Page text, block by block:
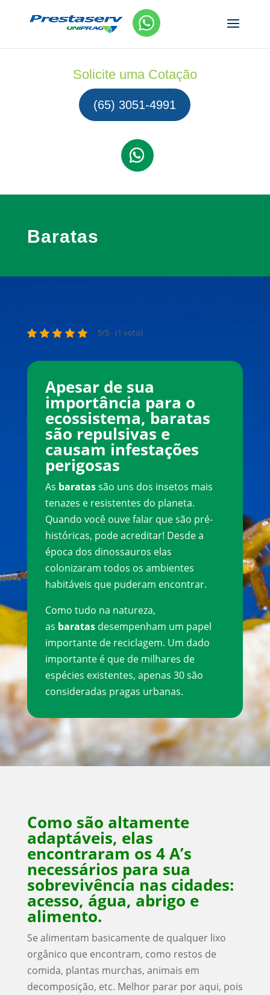
Solicite uma Cotação
(65) 3051-4991
Baratas
5/5 - (1 voto)
Apesar de sua
importância para o
ecossistema, baratas
são repulsivas e
causam infestações
perigosas
As baratassão uns dos insetos mais
tenazes e resistentes do planeta.
Quando você ouve falar que são pré-
históricas, pode acreditar! Desde a
época dos dinossauros elas
colonizaram todos os ambientes
habitáveis que puderam encontrar.
Como tudo na natureza,
as baratasdesempenham um papel
importante de reciclagem. Um dado
importante é que de milhares de
espécies existentes, apenas 30 são
consideradas pragas urbanas.
Como são altamente
adaptáveis, elas
encontraram os 4 A’s
necessários para sua
sobrevivência nas cidades:
acesso, água, abrigo e
alimento.
Se alimentam basicamente de qualquer lixo
orgânico que encontram, como restos de
comida, plantas murchas, animais em
decomposição, etc. Melhor parar por aqui, pois